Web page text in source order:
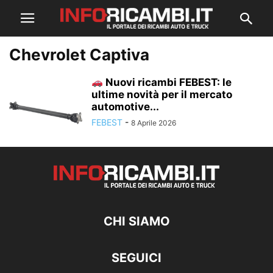
Chevrolet Captiva
Nuovi ricambi FEBEST: le
ultime novità per il mercato
automotive...
FEBEST - 8 Aprile 2026
CHI SIAMO
SEGUICI